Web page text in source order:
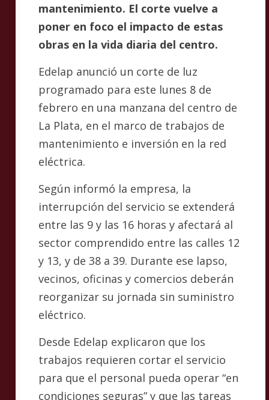
mantenimiento. El corte vuelve a
poner en foco el impacto de estas
obras en la vida diaria del centro.
Edelap anunció un corte de luz
programado para este lunes 8 de
febrero en una manzana del centro de
La Plata, en el marco de trabajos de
mantenimiento e inversión en la red
eléctrica.
Según informó la empresa, la
interrupción del servicio se extenderá
entre las 9 y las 16 horas y afectará al
sector comprendido entre las calles 12
y 13, y de 38 a 39. Durante ese lapso,
vecinos, oficinas y comercios deberán
reorganizar su jornada sin suministro
eléctrico.
Desde Edelap explicaron que los
trabajos requieren cortar el servicio
para que el personal pueda operar “en
condiciones seguras” y que las tareas